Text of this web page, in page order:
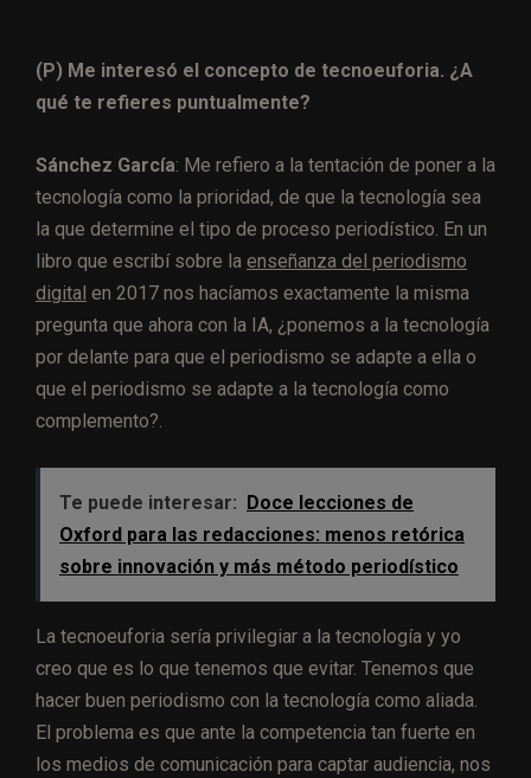
(P) Me interesó el concepto de tecnoeuforia. ¿A
qué te refieres puntualmente?
Sánchez García: Me refiero a la tentación de poner a la
tecnología como la prioridad, de que la tecnología sea
la que determine el tipo de proceso periodístico. En un
libro que escribí sobre la enseñanza del periodismo
digital en 2017 nos hacíamos exactamente la misma
pregunta que ahora con la IA, ¿ponemos a la tecnología
por delante para que el periodismo se adapte a ella o
que el periodismo se adapte a la tecnología como
complemento?.
Te puede interesar:
Doce lecciones de
Oxford para las redacciones: menos retórica
sobre innovación y más método periodístico
La tecnoeuforia sería privilegiar a la tecnología y yo
creo que es lo que tenemos que evitar. Tenemos que
hacer buen periodismo con la tecnología como aliada.
El problema es que ante la competencia tan fuerte en
los medios de comunicación para captar audiencia, nos